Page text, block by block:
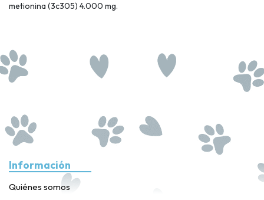
metionina (3c305) 4.000 mg.
Información
Quiénes somos